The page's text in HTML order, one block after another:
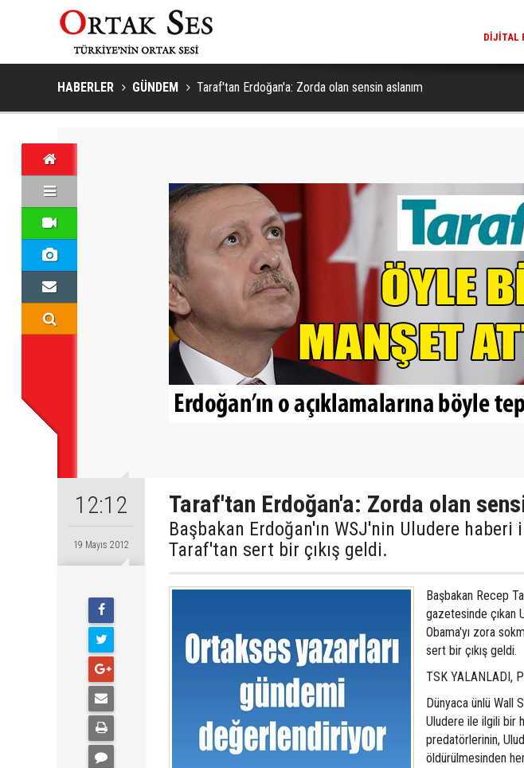
DIJITAL
HABERLER GÜNDEM Taraf'tan Erdoğan'a: Zorda olan sensin aslanım
12:12
19 Mayıs 2012
Taraf'tan Erdoğan'a: Zorda olan
Başbakan Erdoğan'ın WSJ'nin Uludere
Taraf'tan sert bir çıkış geldi.
Başbakan Recep
gazetesinde çıkan
Obama'yı zora
sert bir çıkış geldi.
TSK YALANLADI,
Dünyaca ünlü Wall
Uludere ile ilgili bir
predatörlerinin,
öldürülmesinden